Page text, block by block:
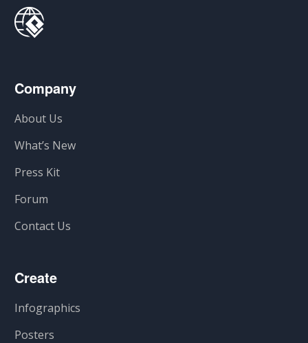
Company
About Us
What’s New
Press Kit
Forum
Contact Us
Create
Infographics
Posters